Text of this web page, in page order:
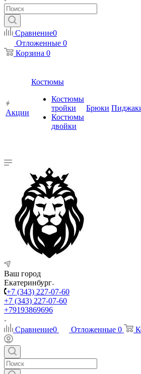
Сравнение0
Отложенные 0
Корзина 0
Акции
Костюмы
Костюмы
тройки
Костюмы
двойки
Брюки
Ваш город
Екатеринбург
+7 (343) 227-07-60
+7 (343) 227-07-60
+79193869696
Сравнение0 Отложенные 0